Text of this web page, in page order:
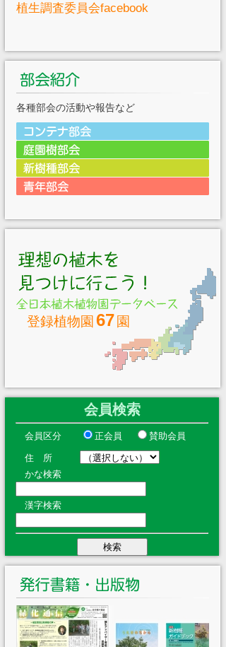
植生調査委員会facebook
各種部会の活動や報告など
登録植物園 67 園
会員検索
会員区分 正会員 賛助会員
住 所
かな検索
漢字検索